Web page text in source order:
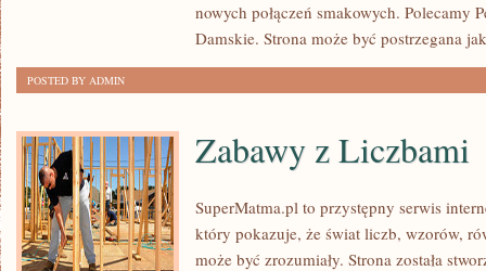
nowych połączeń smakowych. Polecamy
Damskie. Strona może być postrzegana
POSTED BY ADMIN
Zabawy z Liczbami
SuperMatma.pl to przystępny serwis
który pokazuje, że świat liczb, wzorów,
może być zrozumiały. Strona została